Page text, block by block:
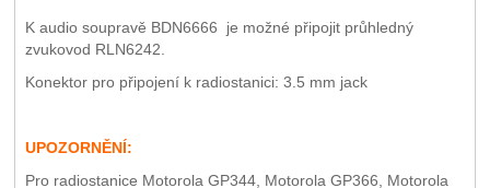
K audio soupravě BDN6666 je možné připojit průhledný
zvukovod RLN6242.
Konektor pro připojení k radiostanici: 3.5 mm jack
UPOZORNĚNÍ:
Pro radiostanice Motorola GP344, Motorola GP366, Motorola